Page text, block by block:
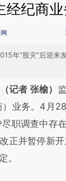
经纪商
年“股灾”后迎来
头增加这段话
财
实意图存在偏
记者 张榆）
）业务。4月
职调查中存
正并暂停新
。